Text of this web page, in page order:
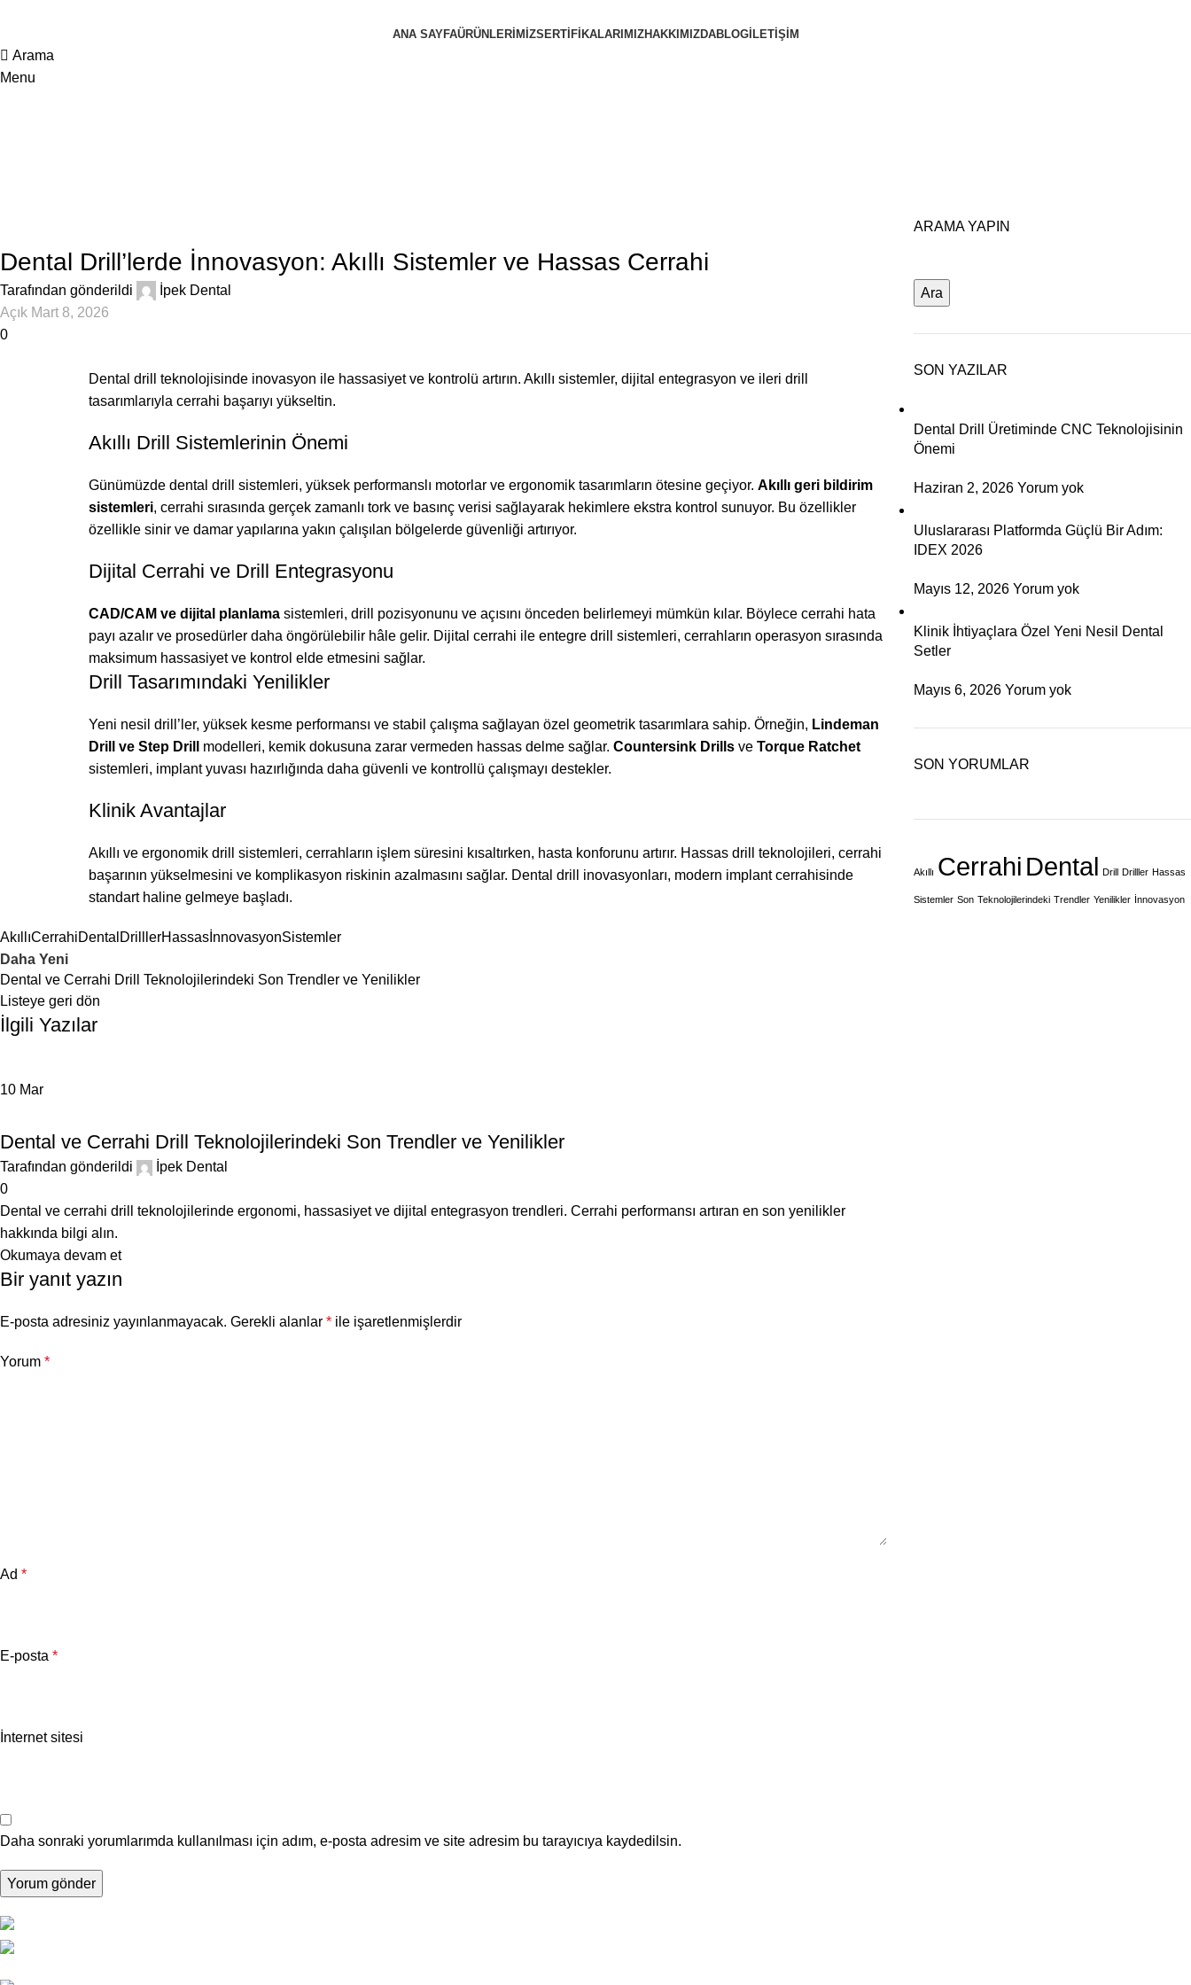
ANA SAYFAÜRÜNLERIMIZSERTIFIKALARIMIZHAKKIMIZDABLOGİLETIŞIM
Arama
Menu
Dental Drill’lerde İnnovasyon: Akıllı Sistemler ve Hassas Cerrahi
Tarafından gönderildi
İpek Dental
Açık Mart 8, 2026
0
Dental drill teknolojisinde inovasyon ile hassasiyet ve kontrolü artırın. Akıllı sistemler, dijital entegrasyon ve ileri drill
tasarımlarıyla cerrahi başarıyı yükseltin.
Akıllı Drill Sistemlerinin Önemi
Günümüzde dental drill sistemleri, yüksek performanslı motorlar ve ergonomik tasarımların ötesine geçiyor.Akıllı geri bildirim
sistemleri, cerrahi sırasında gerçek zamanlı tork ve basınç verisi sağlayarak hekimlere ekstra kontrol sunuyor. Bu özellikler
özellikle sinir ve damar yapılarına yakın çalışılan bölgelerde güvenliği artırıyor.
Dijital Cerrahi ve Drill Entegrasyonu
CAD/CAM ve dijital planlama sistemleri, drill pozisyonunu ve açısını önceden belirlemeyi mümkün kılar. Böylece cerrahi hata
payı azalır ve prosedürler daha öngörülebilir hâle gelir. Dijital cerrahi ile entegre drill sistemleri, cerrahların operasyon sırasında
maksimum hassasiyet ve kontrol elde etmesini sağlar.
Drill Tasarımındaki Yenilikler
Yeni nesil drill’ler, yüksek kesme performansı ve stabil çalışma sağlayan özel geometrik tasarımlara sahip. Örneğin, Lindeman
Drill ve Step Drill
modelleri, kemik dokusuna zarar vermeden hassas delme sağlar.Countersink Drills veTorque Ratchet
sistemleri, implant yuvası hazırlığında daha güvenli ve kontrollü çalışmayı destekler.
Klinik Avantajlar
Akıllı ve ergonomik drill sistemleri, cerrahların işlem süresini kısaltırken, hasta konforunu artırır. Hassas drill teknolojileri, cerrahi
başarının yükselmesini ve komplikasyon riskinin azalmasını sağlar. Dental drill inovasyonları, modern implant cerrahisinde
standart haline gelmeye başladı.
AkıllıCerrahiDental DrilllerHassas İnnovasyonSistemler
Daha Yeni
Dental ve Cerrahi Drill Teknolojilerindeki Son Trendler ve Yenilikler
Listeye geri dön
İlgili Yazılar
10 Mar
Dental ve Cerrahi Drill Teknolojilerindeki Son Trendler ve Yenilikler
Tarafından gönderildi
İpek Dental
0
Dental ve cerrahi drill teknolojilerinde ergonomi, hassasiyet ve dijital entegrasyon trendleri. Cerrahi performansı artıran en son yenilikler
hakkında bilgi alın.
Okumaya devam et
Bir yanıt yazın
E-posta adresiniz yayınlanmayacak. Gerekli alanlar * ile işaretlenmişlerdir
Yorum *
Ad *
E-posta *
İnternet sitesi
Daha sonraki yorumlarımda kullanılması için adım, e-posta adresim ve site adresim bu tarayıcıya kaydedilsin.
ARAMA YAPIN
Ara
SON YAZILAR
Dental Drill Üretiminde CNC Teknolojisinin
Önemi
Haziran 2, 2026 Yorum yok
Uluslararası Platformda Güçlü Bir Adım:
IDEX 2026
Mayıs 12, 2026 Yorum yok
Klinik İhtiyaçlara Özel Yeni Nesil Dental
Setler
Mayıs 6, 2026 Yorum yok
SON YORUMLAR
Akıllı Cerrahi Dental Drill Drilller Hassas
Sistemler Son Teknolojilerindeki Trendler Yenilikler İnnovasyon